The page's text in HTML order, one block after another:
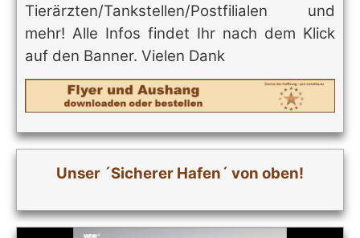
Tierärzten/Tankstellen/Postfilialen und
mehr! Alle Infos findet Ihr nach dem Klick
auf den Banner. Vielen Dank
Unser ´Sicherer Hafen´ von oben!